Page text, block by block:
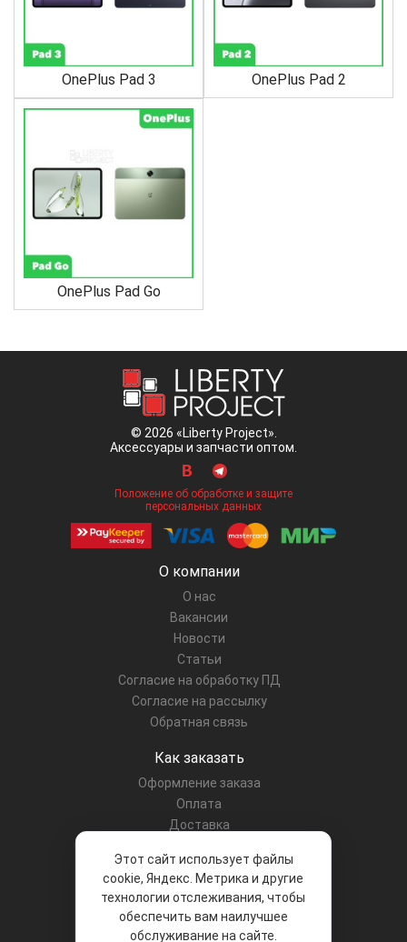
OnePlus Pad 3 OnePlus Pad 2
OnePlus Pad Go
© 2026 «Liberty Project».
Аксессуары и запчасти оптом.
Положение об обработке и защите
персональных данных
О компании
О нас
Вакансии
Новости
Статьи
Согласие на обработку ПД
Согласие на рассылку
Обратная связь
Как заказать
Оформление заказа
Оплата
Доставка
Гарантии
Контакты
Разделы каталога
Этот сайт использует файлы
cookie, Яндекс. Метрика и другие
технологии отслеживания, чтобы
обеспечить вам наилучшее
обслуживание на сайте.